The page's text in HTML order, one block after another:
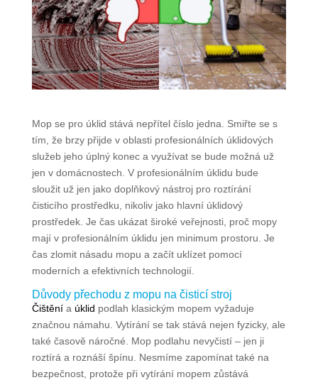
Mop se pro úklid stává nepřítel číslo jedna. Smiřte se s
tím, že brzy přijde v oblasti profesionálních úklidových
služeb jeho úplný konec a využívat se bude možná už
jen v domácnostech. V profesionálním úklidu bude
sloužit už jen jako doplňkový nástroj pro roztírání
čisticího prostředku, nikoliv jako hlavní úklidový
prostředek. Je čas ukázat široké veřejnosti, proč mopy
mají v profesionálním úklidu jen minimum prostoru. Je
čas zlomit násadu mopu a začít uklízet pomocí
moderních a efektivních technologií.
Důvody přechodu z mopu na čisticí stroj
Čištěnía úklid podlah klasickým mopem vyžaduje
značnou námahu. Vytírání se tak stává nejen fyzicky, ale
také časově náročné. Mop podlahu nevyčistí – jen ji
roztírá a roznáší špínu. Nesmíme zapomínat také na
bezpečnost, protože při vytírání mopem zůstává